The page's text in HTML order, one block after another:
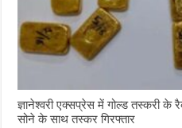
ज्ञानेश्वरी एक्सप्रेस में गोल्ड तस्करी के
सोने के साथ तस्कर गिरफ्तार